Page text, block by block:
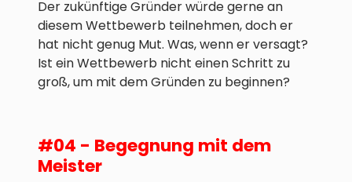
Der zukünftige Gründer würde gerne an
diesem Wettbewerb teilnehmen, doch er
hat nicht genug Mut. Was, wenn er versagt?
Ist ein Wettbewerb nicht einen Schritt zu
groß, um mit dem Gründen zu beginnen?
#04 - Begegnung mit dem
Meister